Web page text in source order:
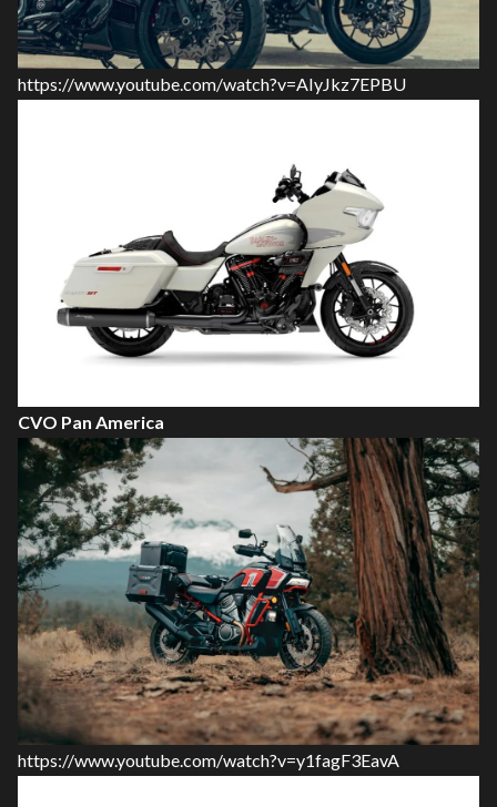
https://www.youtube.com/watch?v=AIyJkz7EPBU
CVO Pan America
https://www.youtube.com/watch?v=y1fagF3EavA